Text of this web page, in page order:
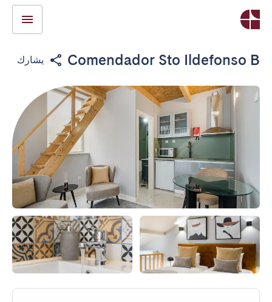
Comendador Sto Ildefonso B يشارك